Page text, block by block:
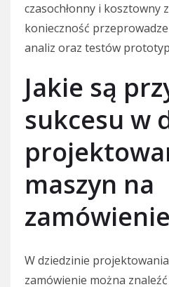
czasochłonny i kosztowny
konieczność
analiz oraz testów
Jakie są
sukcesu w
maszyn na
zamówienie
W dziedzinie
zamówienie można